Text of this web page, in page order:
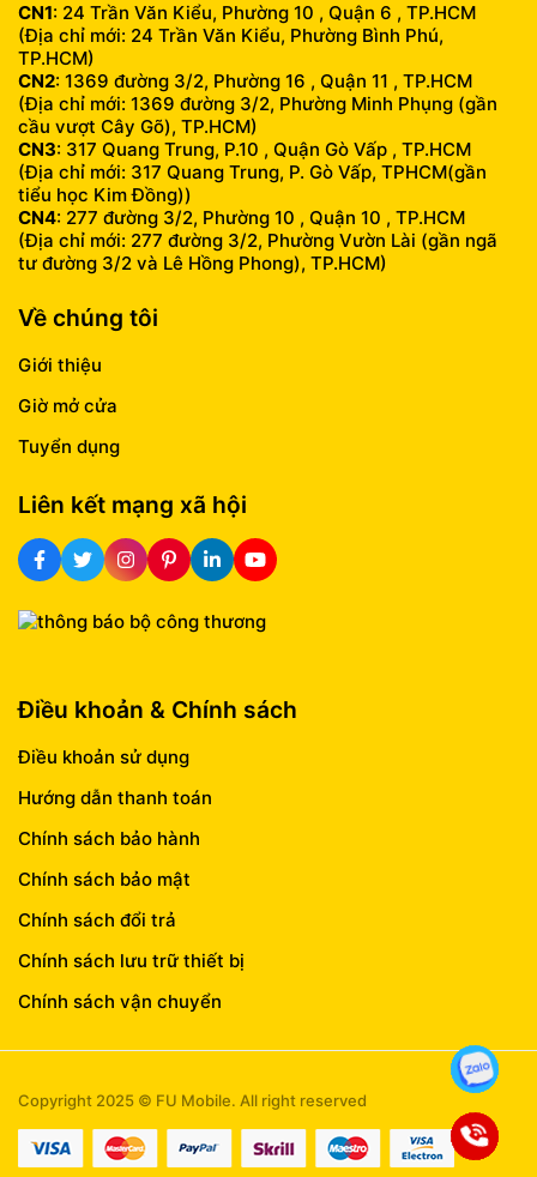
CN1: 24 Trần Văn Kiểu, Phường 10 , Quận 6 , TP.HCM
(Địa chỉ mới: 24 Trần Văn Kiểu, Phường Bình Phú,
TP.HCM)
CN2: 1369 đường 3/2, Phường 16 , Quận 11 , TP.HCM
(Địa chỉ mới: 1369 đường 3/2, Phường Minh Phụng (gần
cầu vượt Cây Gõ), TP.HCM)
CN3: 317 Quang Trung, P.10 , Quận Gò Vấp , TP.HCM
(Địa chỉ mới: 317 Quang Trung, P. Gò Vấp, TPHCM(gần
tiểu học Kim Đồng))
CN4: 277 đường 3/2, Phường 10 , Quận 10 , TP.HCM
(Địa chỉ mới: 277 đường 3/2, Phường Vườn Lài (gần ngã
tư đường 3/2 và Lê Hồng Phong), TP.HCM)
Về chúng tôi
Giới thiệu
Giờ mở cửa
Tuyển dụng
Liên kết mạng xã hội
Điều khoản & Chính sách
Điều khoản sử dụng
Hướng dẫn thanh toán
Chính sách bảo hành
Chính sách bảo mật
Chính sách đổi trả
Chính sách lưu trữ thiết bị
Chính sách vận chuyển
Copyright 2025 © FU Mobile. All right reserved